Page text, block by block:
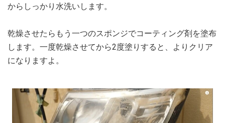
からしっかり水洗いします。
乾燥させたらもう一つのスポンジでコーティング剤を塗布
します。一度乾燥させてから2度塗りすると、よりクリア
になりますよ。